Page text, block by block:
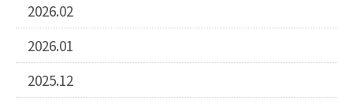
2026.02
2026.01
2025.12